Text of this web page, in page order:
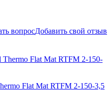
вопросДобавить свой отзыв
Flat Mat RTFM 2-150-3,5